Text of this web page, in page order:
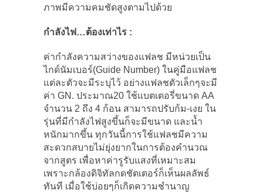
ภาพมีความคมชัดสูงตามไปด้วย
กำลังไฟ…ต้องเท่าไร :
ค่ากำลังความสว่างของแฟลช มีหน่วยเป็น
ไกด์นัมเบอร์(Guide Number) ในคู่มือแฟลช
แต่ละตัวจะมีระบุไว้ อย่างแฟลชตัวเล็กๆจะมี
ค่า GN. ประมาณ20 ใช้แบตเตอรี่ขนาด AA
จำนวน 2 ถึง 4 ก้อน สามารถปรับก้ม-เงย ใน
รุ่นที่มีกำลังไฟสูงขึ้นก็จะมีขนาด และน้ำ
หนักมากขึ้น ทุกวันนี้การใช้แฟลชมีความ
สะดวกสบายไม่ยุ่งยากในการต้องคำนวณ
จากสูตร เพื่อหาค่ารูรับแสงที่เหมาะสม
เพราะกล้องดิจิทัลกดชัตเตอร์ก็เห็นผลลัพธ์
ทันที เมื่อใช้บ่อยๆก็เกิดความชำนาญ